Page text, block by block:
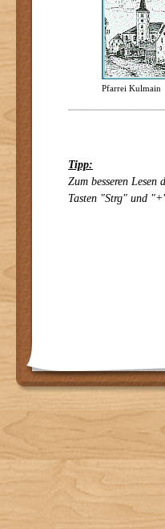
Pfarrei Kulmain
Tipp:
Zum besseren Lesen
Tasten "Strg" und